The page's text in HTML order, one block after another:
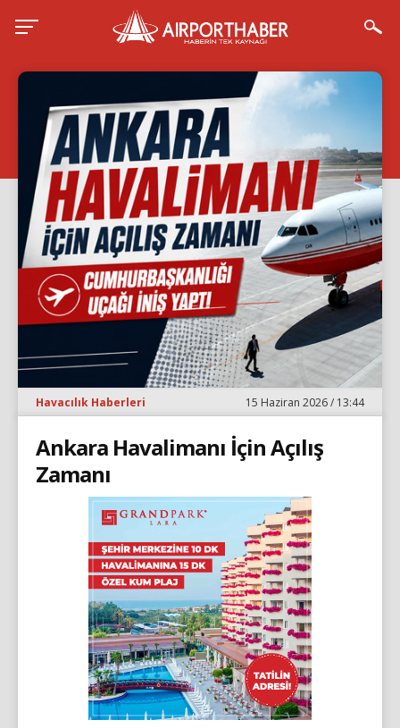
Havacılık Haberleri 15 Haziran 2026 / 13:44
Ankara Havalimanı İçin Açılış
Zamanı